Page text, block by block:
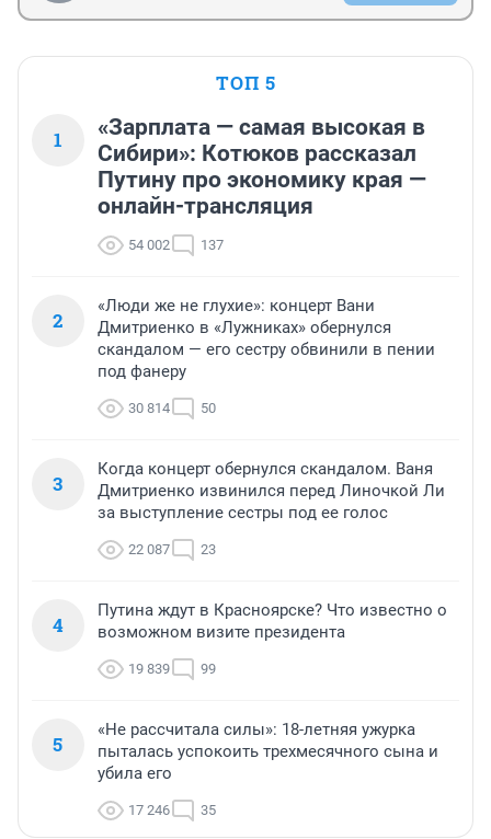
ТОП 5
1
«Зарплата — самая высокая в
Сибири»: Котюков рассказал
Путину про экономику края —
онлайн-трансляция
54 002 137
2
«Люди же не глухие»: концерт Вани
Дмитриенко в «Лужниках» обернулся
скандалом — его сестру обвинили в пении
под фанеру
30 814 50
3
Когда концерт обернулся скандалом. Ваня
Дмитриенко извинился перед Линочкой Ли
за выступление сестры под ее голос
22 087 23
4
Путина ждут в Красноярске? Что известно о
возможном визите президента
19 839 99
5
«Не рассчитала силы»: 18-летняя ужурка
пыталась успокоить трехмесячного сына и
убила его
17 246 35